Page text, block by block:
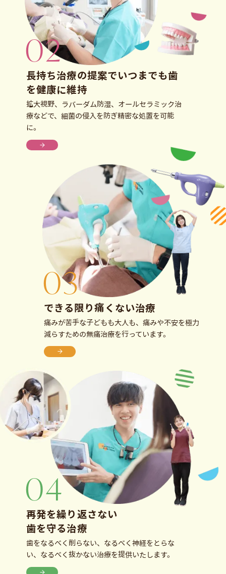
長持ち治療の提案で いつまでも歯
を健康に維持
拡大視野、ラバーダム防湿、オールセラミック治
療などで、細菌の侵入を防ぎ精密な処置を可能
に。
できる限り痛くない治療
痛みが苦手な子どもも大人も、痛みや不安を極力
減らすための無痛治療を行っています。
再発を繰り返さない
歯を守る治療
歯をなるべく削らない、なるべく神経をとらな
い、なるべく抜かない治療を提供いたします。